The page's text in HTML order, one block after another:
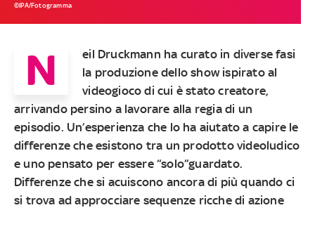
©IPA/Fotogramma
N
eil Druckmann ha curato in diverse fasi
la produzione dello show ispirato al
videogioco di cui è stato creatore,
arrivando persino a lavorare alla regia di un
episodio. Un’esperienza che lo ha aiutato a capire le
differenze che esistono tra un prodotto videoludico
e uno pensato per essere “solo”guardato.
Differenze che si acuiscono ancora di più quando ci
si trova ad approcciare sequenze ricche di azione